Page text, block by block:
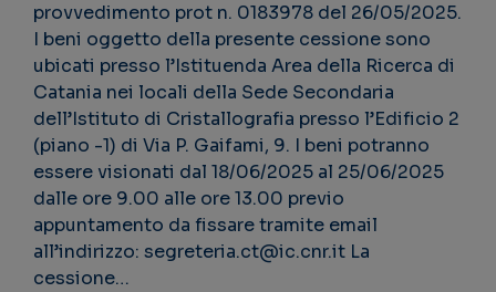
provvedimento prot n. 0183978 del 26/05/2025.
I beni oggetto della presente cessione sono
ubicati presso l’Istituenda Area della Ricerca di
Catania nei locali della Sede Secondaria
dell’Istituto di Cristallografia presso l’Edificio 2
(piano -1) di Via P. Gaifami, 9. I beni potranno
essere visionati dal 18/06/2025 al 25/06/2025
dalle ore 9.00 alle ore 13.00 previo
appuntamento da fissare tramite email
all’indirizzo: segreteria.ct@ic.cnr.it La
cessione…